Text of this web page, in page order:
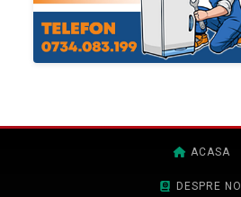
ACASA
DESPRE NOI